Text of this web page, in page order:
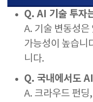
Q. AI 기술 투자
A. 기술 변동성
가능성이 높습니
니다.
Q. 국내에서도
A. 크라우드 펀